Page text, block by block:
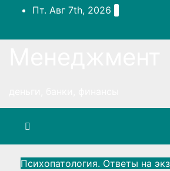
ПерейтиПт. Авг 7th, 2026
Психопатология. Ответы на